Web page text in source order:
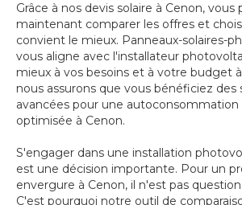
Grâce à nos devis solaire à Cenon, vous
maintenant comparer les offres et
convient le mieux. Panneaux-solaires-
vous aligne avec l'installateur
mieux à vos besoins et à votre budget
nous assurons que vous bénéficiez des
avancées pour une autoconsommation
optimisée à Cenon.
S'engager dans une installation
est une décision importante. Pour un
envergure à Cenon, il n'est pas
C'est pourquoi notre outil de